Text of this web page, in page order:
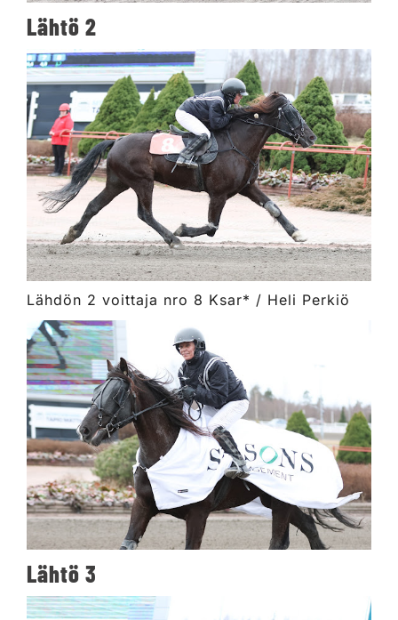
Lähtö 2
Lähdön 2 voittaja nro 8 Ksar* / Heli Perkiö
Lähtö 3